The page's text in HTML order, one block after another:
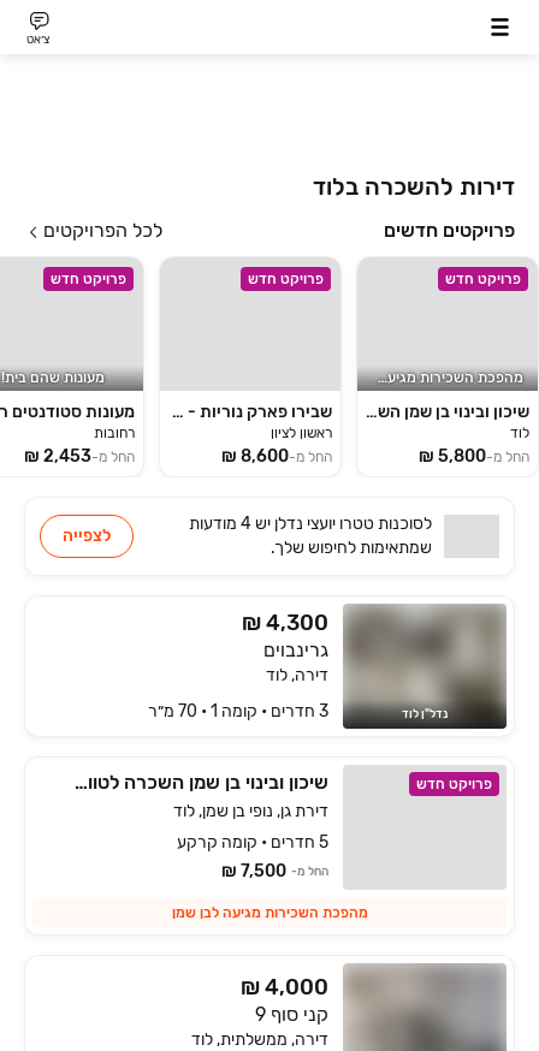
צ׳אט
דירות להשכרה בלוד
פרויקטים חדשים לכל הפרויקטים
פרויקט חדש
מהפכת השכירות מגיעה לבן שמן
שיכון ובינוי בן שמן השכרה לטווח ארוך
לוד
החל מ-
פרויקט חדש
שבירו פארק נוריות - שכירות
ראשון לציון
החל מ-
פרויקט חדש
מעונות שהם בית!
רחובות
החל מ-
לסוכנות טטרו יועצי נדלן יש
4 מודעות
שמתאימותלחיפוש שלך.
לצפייה
נדל"ן לוד
₪ 4,300
גרינבוים
דירה, לוד
3 חדרים • קומה ‎1‏ • 70 מ״ר
פרויקט חדש שיכון ובינוי בן שמן השכרה לטווח ארוך
דירת גן, נופי בן שמן, לוד
5 חדרים • קומה קרקע
החל מ- 7,500 ₪
מהפכת השכירות מגיעה לבן שמן
₪ 4,000
קני סוף 9
דירה, ממשלתית, לוד